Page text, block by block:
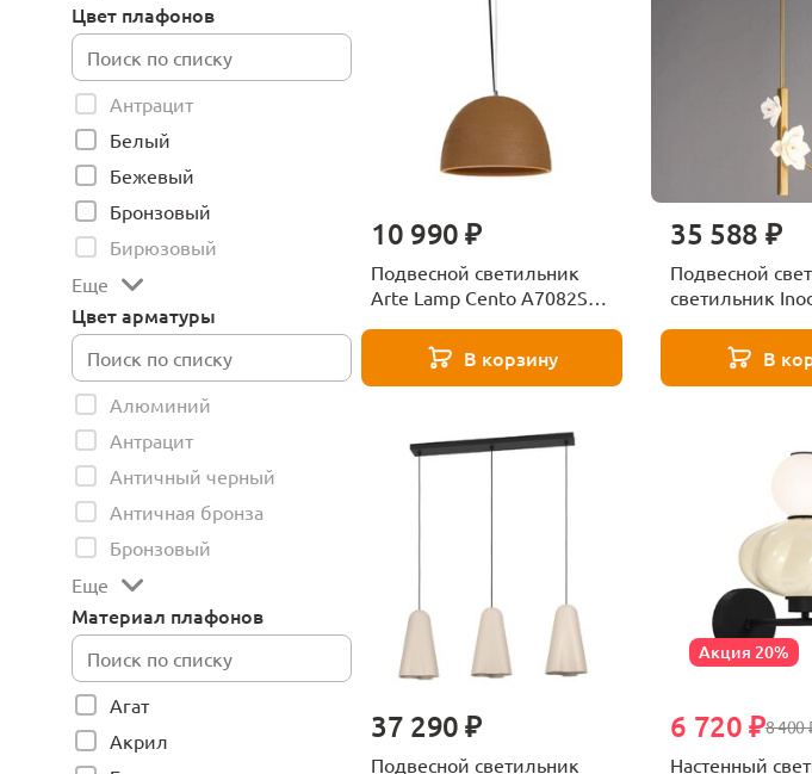
Цвет плафонов
Антрацит
Белый
Бежевый
Бронзовый
Бирюзовый
Еще
Цвет арматуры
Алюминий
Антрацит
Античный черный
Античная бронза
Бронзовый
Еще
Материал плафонов
Агат
Акрил
10 990 ₽
Подвесной светильник
Arte Lamp Cento A7082SP-
В корзину
35 588 ₽
Подвесной
светильник
В
37 290 ₽
Подвесной светильник
Акция 20%
8 400
6 720 ₽
Настенный